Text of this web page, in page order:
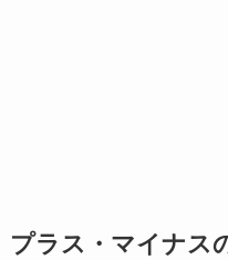
プラス・マイナス